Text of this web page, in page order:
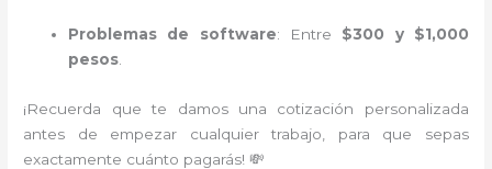
Problemas de software: Entre $300 y $1,000
pesos
¡Recuerda que te damos una cotización personalizada
antes de empezar cualquier trabajo, para que sepas
exactamente cuánto pagarás! 💸